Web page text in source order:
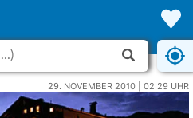
29. NOVEMBER 2010 | 02:29 UHR